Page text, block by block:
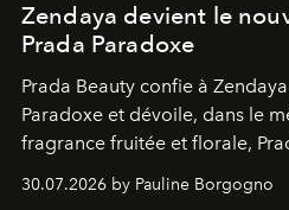
Zendaya devient le
Prada Paradoxe
Prada Beauty confie à
Paradoxe et dévoile, dans le
fragrance fruitée et florale,
Chemistry Eau de Parfum.
30.07.2026 by Pauline Borgogno